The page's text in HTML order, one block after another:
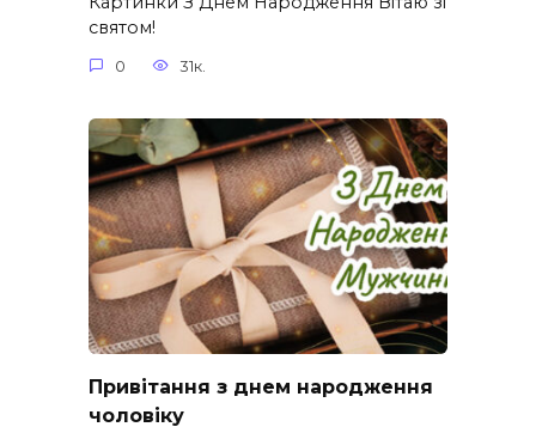
святом!
0 31к.
Привітання з днем народження
чоловіку